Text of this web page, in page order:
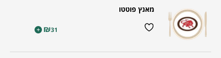
מאנץ פוטטו
₪31
+